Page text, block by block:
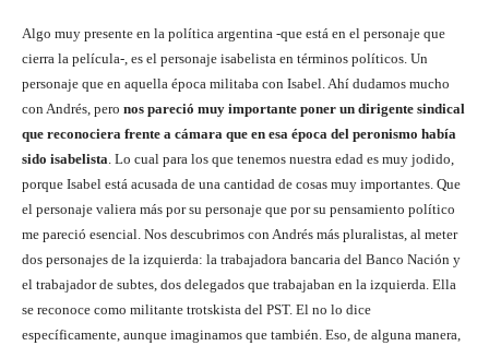
Algo muy presente en la política argentina -que está en el personaje que
cierra la película-, es el personaje isabelista en términos políticos. Un
personaje que en aquella época militaba con Isabel. Ahí dudamos mucho
con Andrés, pero nos pareció muy importante poner un dirigente sindical
que reconociera frente a cámara que en esa época del peronismo había
sido isabelista . Lo cual para los que tenemos nuestra edad es muy jodido,
porque Isabel está acusada de una cantidad de cosas muy importantes. Que
el personaje valiera más por su personaje que por su pensamiento político
me pareció esencial. Nos descubrimos con Andrés más pluralistas, al meter
dos personajes de la izquierda: la trabajadora bancaria del Banco Nación y
el trabajador de subtes, dos delegados que trabajaban en la izquierda. Ella
se reconoce como militante trotskista del PST. El no lo dice
específicamente, aunque imaginamos que también. Eso, de alguna manera,